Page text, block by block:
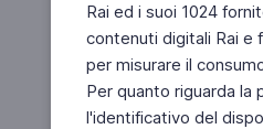
Rai ed i suoi 1024
contenuti digitali Rai e
per misurare il
Per quanto riguarda
l'identificativo del